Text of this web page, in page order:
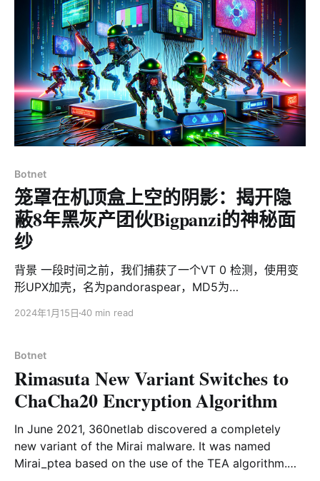
domain names, two of which had lapsed beyond their
expiration protection
Botnet
笼罩在机顶盒上空的阴影：揭开隐
蔽8年黑灰产团伙Bigpanzi的神秘面
纱
背景 一段时间之前，我们捕获了一个VT 0 检测，使用变
形UPX加壳，名为pandoraspear，MD5为
本。在分析过程中，我们发现它硬编码了9个C2域名，其
名用以度量botnet的规模。在我们能观测的时间内bot的
巅峰日活为17万左右，绝大部分位于巴西。 当这个团伙发
现我们注册了他的域名之后，通过DDoS攻击我们注册的
域名迫使域名下线以及修改被侵入设备hosts（通过修改
机器hosts文件将特定域名指向特定IP，从而绕过DNS解
析获得CC域名IP地址）等方式与我们展开了对抗，使得我
们失去了大部分视野。 很快我们完成了对样本的逆向分
2024年1月15日 40 min read
Botnet
Rimasuta New Variant Switches to
ChaCha20 Encryption Algorithm
In June 2021, 360netlab discovered a completely
new variant of the Mirai malware. It was named
Mirai_ptea based on the use of the TEA algorithm.